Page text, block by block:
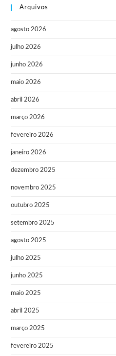
Arquivos
agosto 2026
julho 2026
junho 2026
maio 2026
abril 2026
março 2026
fevereiro 2026
janeiro 2026
dezembro 2025
novembro 2025
outubro 2025
setembro 2025
agosto 2025
julho 2025
junho 2025
maio 2025
abril 2025
março 2025
fevereiro 2025